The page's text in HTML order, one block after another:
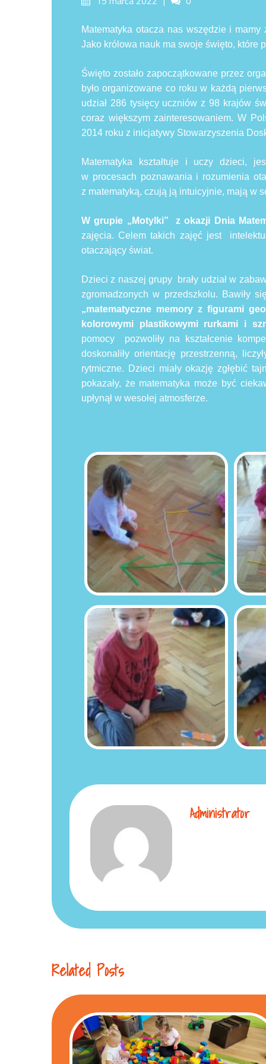
Matematyka otacza nas wszędzie i
Jako królowa nauk ma swoje święto, które
Święto zostało zapoczątkowane przez
było organizowane co roku w każdą
udział 286 tysięcy uczniów z 98 krajów
coraz większym zainteresowaniem. W
2014 roku z inicjatywy Stowarzyszenia
Matematyka kształtuje i uczy dzieci,
w procesach poznawania i rozumienia
z matematyką, czują ją intuicyjnie, mają w
W grupie „Motylki” z okazji Dnia
zajęcia. Celem takich zajęć jest
otaczający świat.
Dzieci z naszej grupy brały udział w
zgromadzonych w przedszkolu. Bawiły
„matematyczne memory z figurami
kolorowymi plastikowymi rurkami i
pomocy pozwoliły na kształcenie
doskonaliły orientację przestrzenną,
rytmiczne. Dzieci miały okazję zgłębić
pokazały, że matematyka może być
upłynął w wesołej atmosferze.
Administrator
Related Posts